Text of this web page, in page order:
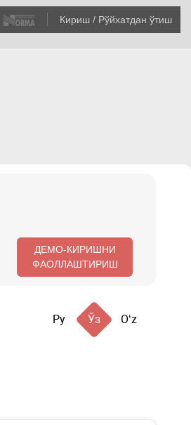
Кириш / Рўйхатдан ўтиш
ДЕМО-КИРИШНИ
ФАОЛЛАШТИРИШ
Ру Ўз Oʻz